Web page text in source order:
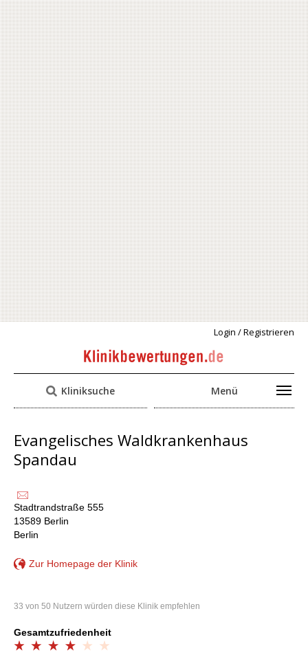
Login / Registrieren
Kliniksuche Menü
Evangelisches Waldkrankenhaus
Spandau
Stadtrandstraße 555
13589 Berlin
Berlin
Zur Homepage der Klinik
33 von 50 Nutzern würden diese Klinik empfehlen
Gesamtzufriedenheit